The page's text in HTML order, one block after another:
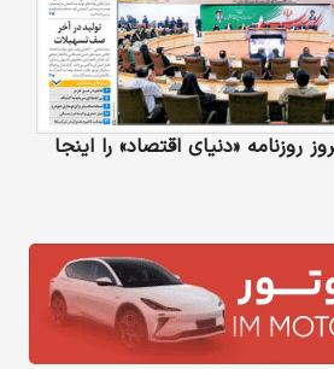
روزنامه «دنیای‌ اقتصاد» را اینجا